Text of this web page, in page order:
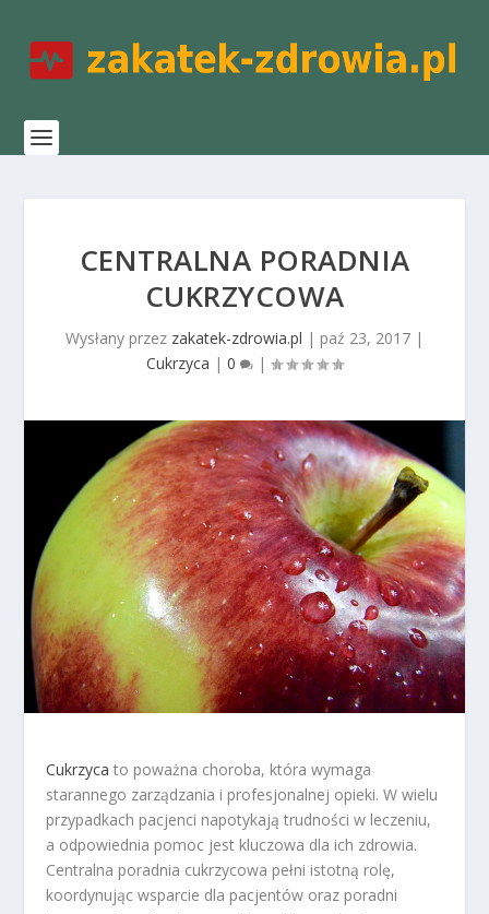
CENTRALNA PORADNIA
CUKRZYCOWA
Wysłany przez zakatek-zdrowia.pl | paź 23, 2017 |
Cukrzyca | 0 |
Cukrzyca to poważna choroba, która wymaga
starannego zarządzania i profesjonalnej opieki. W wielu
przypadkach pacjenci napotykają trudności w leczeniu,
a odpowiednia pomoc jest kluczowa dla ich zdrowia.
Centralna poradnia cukrzycowa pełni istotną rolę,
koordynując wsparcie dla pacjentów oraz poradni